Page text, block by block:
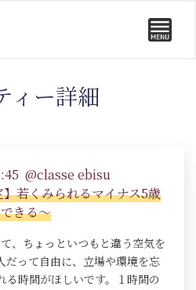
ィー詳細
@classe ebisu
若くみられるマイナス5歳
きる～
、ちょっといつもと違う空気を
って自由に、立場や環境を忘
る時間がほしいです。１時間の